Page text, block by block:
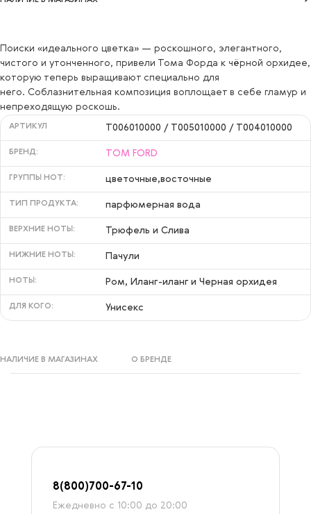
Поиски «идеального цветка» — роскошного, элегантного,
чистого и утонченного, привели Тома Форда к чёрной орхидее,
которую теперь выращивают специально для
него. Соблазнительная композиция воплощает в себе гламур и
непреходящую роскошь.
АРТИКУЛ T006010000 / T005010000 / T004010000
БРЕНД: TOM FORD
ГРУППЫ НОТ: цветочные,восточные
ТИП ПРОДУКТА: парфюмерная вода
ВЕРХНИЕ НОТЫ: Трюфель и Слива
НИЖНИЕ НОТЫ: Пачули
НОТЫ: Ром, Иланг-иланг и Черная орхидея
ДЛЯ КОГО: Унисекс
НАЛИЧИЕ В МАГАЗИНАХ О БРЕНДЕ
8(800)700-67-10
Ежедневно с 10:00 до 20:00